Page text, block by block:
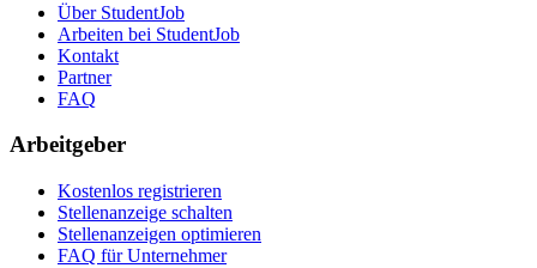
Über StudentJob
Arbeiten bei StudentJob
Kontakt
Partner
FAQ
Arbeitgeber
Kostenlos registrieren
Stellenanzeige schalten
Stellenanzeigen optimieren
FAQ für Unternehmer